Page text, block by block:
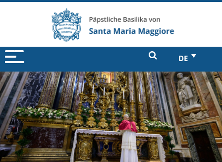
DE